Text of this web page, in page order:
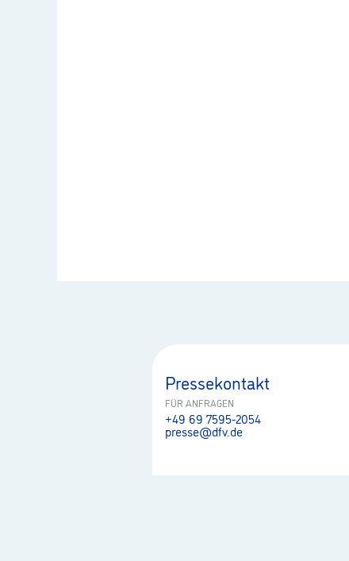
Pressekontakt
FÜR ANFRAGEN
+49 69 7595-2054
presse@dfv.de